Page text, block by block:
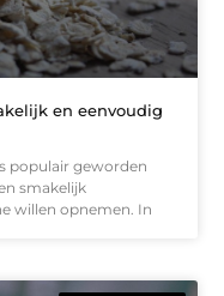
en eenvoudig
populair geworden
smakelijk
willen opnemen. In